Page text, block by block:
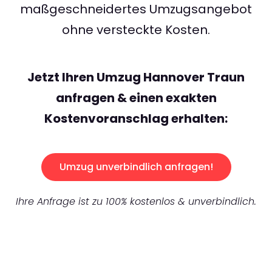
maßgeschneidertes Umzugsangebot
ohne versteckte Kosten.
Jetzt Ihren Umzug Hannover Traun
anfragen & einen exakten
Kostenvoranschlag erhalten:
Umzug unverbindlich anfragen!
Ihre Anfrage ist zu 100% kostenlos & unverbindlich.